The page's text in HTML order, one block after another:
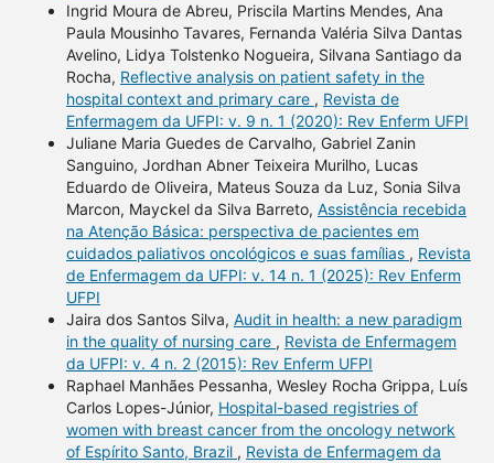
Ingrid Moura de Abreu, Priscila Martins Mendes, Ana
Paula Mousinho Tavares, Fernanda Valéria Silva Dantas
Avelino, Lidya Tolstenko Nogueira, Silvana Santiago da
Rocha, Reflective analysis on patient safety in the
hospital context and primary care , Revista de
Enfermagem da UFPI: v. 9 n. 1 (2020): Rev Enferm UFPI
Juliane Maria Guedes de Carvalho, Gabriel Zanin
Sanguino, Jordhan Abner Teixeira Murilho, Lucas
Eduardo de Oliveira, Mateus Souza da Luz, Sonia Silva
Marcon, Mayckel da Silva Barreto, Assistência recebida
na Atenção Básica: perspectiva de pacientes em
cuidados paliativos oncológicos e suas famílias , Revista
de Enfermagem da UFPI: v. 14 n. 1 (2025): Rev Enferm
UFPI
Jaira dos Santos Silva, Audit in health: a new paradigm
in the quality of nursing care , Revista de Enfermagem
da UFPI: v. 4 n. 2 (2015): Rev Enferm UFPI
Raphael Manhães Pessanha, Wesley Rocha Grippa, Luís
Carlos Lopes-Júnior, Hospital-based registries of
women with breast cancer from the oncology network
of Espírito Santo, Brazil , Revista de Enfermagem da